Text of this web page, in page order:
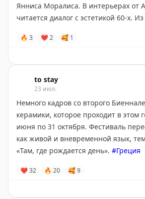
Янниса Моралиса. В интерьерах от
читается диалог с эстетикой 60-х.
Забронировать
🔥 3 ❤ 2 🥰 1
to stay
23 июл.
Немного кадров со второго
керамики, которое проходит в этом
июня по 31 октября. Фестиваль
как живой и вневременной язык,
«Там, где рождается день». #Греция
❤ 32 🔥 20 🥰9